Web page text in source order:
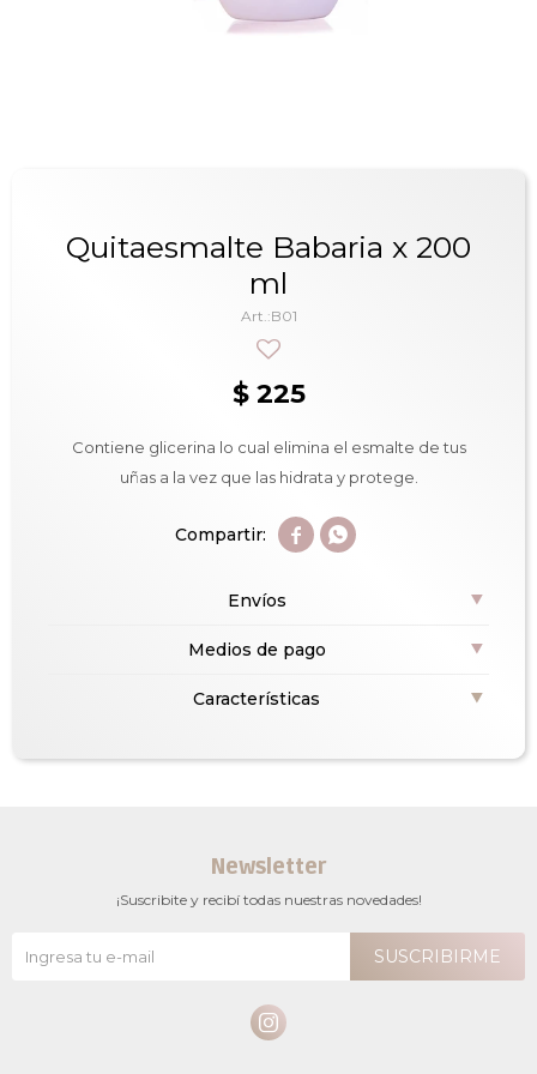
Quitaesmalte Babaria x 200
ml
B01
$ 225
Contiene glicerina lo cual elimina el esmalte de tus
uñas a la vez que las hidrata y protege.
 
Envíos
Medios de pago
Características
Newsletter
¡Suscribite y recibí todas nuestras novedades!
SUSCRIBIRME
